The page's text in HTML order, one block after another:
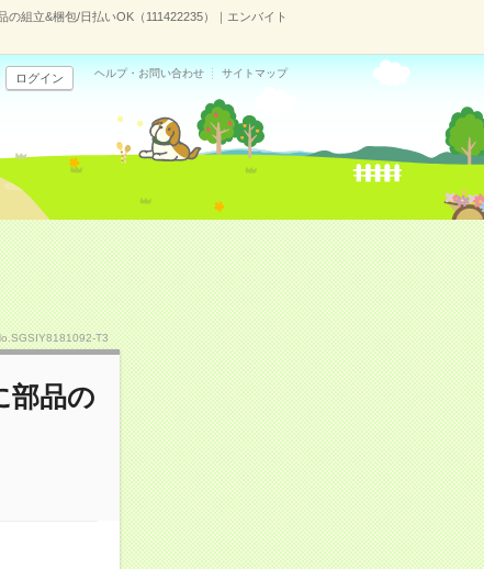
組立&梱包/日払いOK（111422235）｜エンバイト
ログイン ヘルプ・お問い合わせ サイトマップ
T3
部品の